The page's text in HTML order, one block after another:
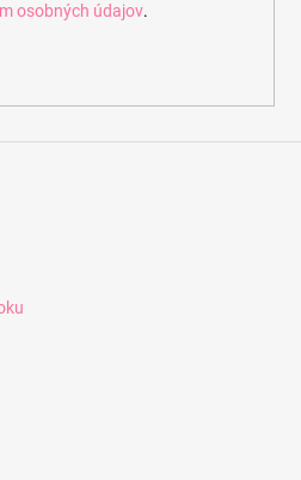
osobných údajov.